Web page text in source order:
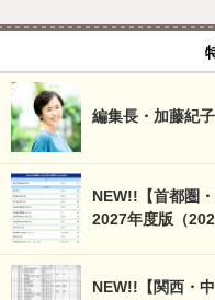
編集長・加藤紀
NEW!!【首都圏
2027年度版（
NEW!!【関西・